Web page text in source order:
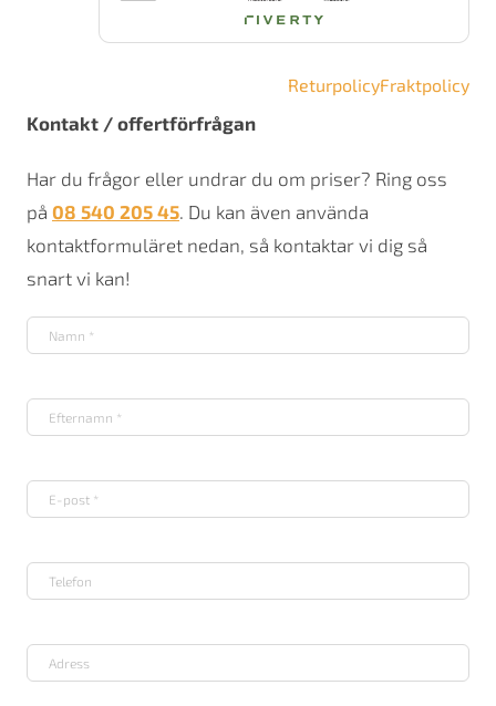
ReturpolicyFraktpolicy
Kontakt / offertförfrågan
Har du frågor eller undrar du om priser? Ring oss
på 08 540 205 45. Du kan även använda
kontaktformuläret nedan, så kontaktar vi dig så
snart vi kan!